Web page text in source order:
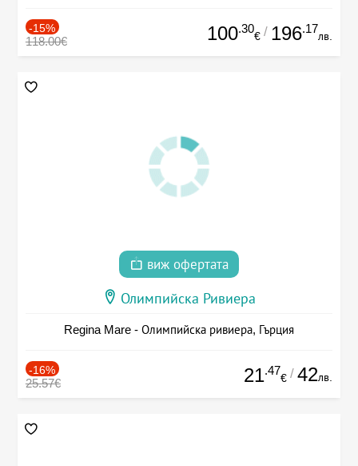
-15%
118.00€ 100.30
€ / 196.17
лв.
виж офертата
Олимпийска Ривиера
Regina Mare - Олимпийска ривиера, Гърция
-16%
25.57€ 21.47
€ / 42лв.